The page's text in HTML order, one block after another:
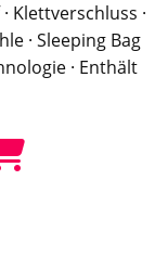
Klettverschluss ·
· Sleeping Bag
· Enthält